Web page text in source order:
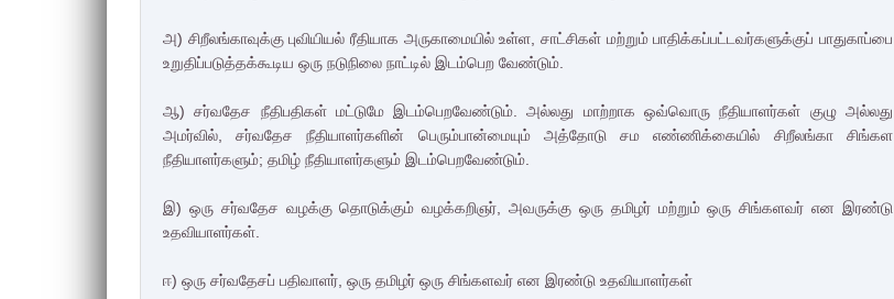
அ) சிறீலங்காவுக்கு புவியியல் ரீதியாக அருகாமையில் உள்ள, சாட்சிகள் மற்றும் பாதிக்கப்பட்டவர்களுக்குப் பாதுகாப்பை
உறுதிப்படுத்தக்கூடிய ஒரு நடுநிலை நாட்டில் இடம்பெற வேண்டும்.
ஆ) சர்வதேச நீதிபதிகள் மட்டுமே இடம்பெறவேண்டும். அல்லது மாற்றாக ஒவ்வொரு நீதியாளர்கள் குழு அல்லது
அமர்வில், சர்வதேச நீதியாளர்களின் பெரும்பான்மையும் அத்தோடு சம எண்ணிக்கையில் சிறீலங்கா சிங்கள
நீதியாளர்களும்; தமிழ் நீதியாளர்களும் இடம்பெறவேண்டும்.
இ) ஒரு சர்வதேச வழக்கு தொடுக்கும் வழக்கறிஞர், அவருக்கு ஒரு தமிழர் மற்றும் ஒரு சிங்களவர் என இரண்டு
உதவியாளர்கள்.
ஈ) ஒரு சர்வதேசப் பதிவாளர், ஒரு தமிழர் ஒரு சிங்களவர் என இரண்டு உதவியாளர்கள்